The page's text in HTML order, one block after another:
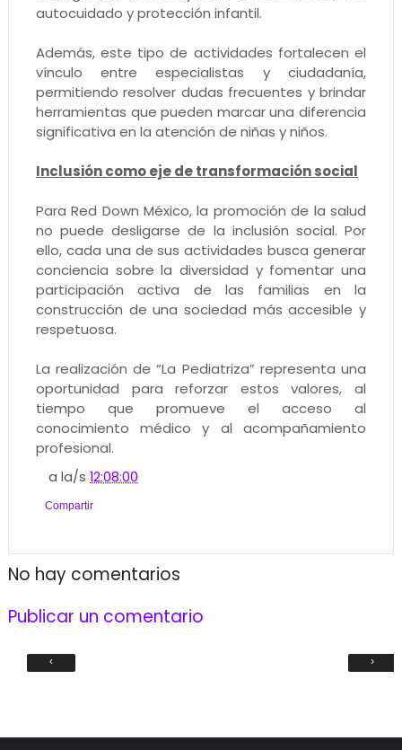
autocuidado y protección infantil.
Además, este tipo de actividades fortalecen el
vínculo entre especialistas y ciudadanía,
permitiendo resolver dudas frecuentes y brindar
herramientas que pueden marcar una diferencia
significativa en la atención de niñas y niños.
Inclusión como eje de transformación social
Para Red Down México, la promoción de la salud
no puede desligarse de la inclusión social. Por
ello, cada una de sus actividades busca generar
conciencia sobre la diversidad y fomentar una
participación activa de las familias en la
construcción de una sociedad más accesible y
respetuosa.
La realización de “La Pediatriza” representa una
oportunidad para reforzar estos valores, al
tiempo que promueve el acceso al
conocimiento médico y al acompañamiento
profesional.
a la/s12:08:00
Compartir
No hay comentarios
Publicar un comentario
‹ ›